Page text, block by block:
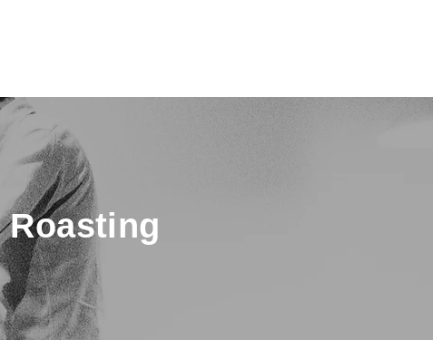
Roasting